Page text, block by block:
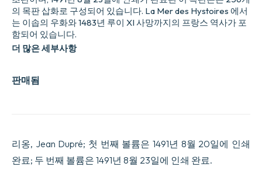
판매됨
의 목판 삽화로 구성되어 있습니다. La Mer des Hystoires 에서
는 이솝의 우화와 1483년 루이 XI 사망까지의 프랑스 역사가 포
함되어 있습니다.
더 많은 세부사항
리옹, Jean Dupré; 첫 번째 볼륨은 1491년 8월 20일에 인쇄
완료; 두 번째 볼륨은 1491년 8월 23일에 인쇄 완료.